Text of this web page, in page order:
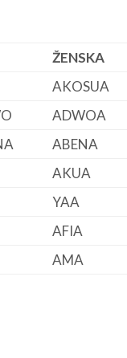
ŽENSKA
AKOSUA
ADWOA
ABENA
AKUA
YAA
AFIA
AMA